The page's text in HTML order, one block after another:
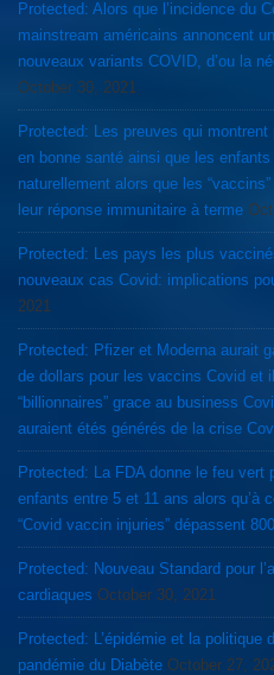
Protected: Alors que l’incidence du
mainstream américains annoncent
nouveaux variants COVID, d’ou la
October 30, 2021
Protected: Les preuves qui montrent
en bonne santé ainsi que les
naturellement alors que les
leur réponse immunitaire à terme
Protected: Les pays les plus
nouveaux cas Covid: implications
2021
Protected: Pfizer et Moderna aurait
de dollars pour les vaccins Covid et
“billionnaires” grace au business
auraient étés générés de la crise
Protected: La FDA donne le feu vert
enfants entre 5 et 11 ans alors qu’à
“Covid vaccin injuries” dépassent
Protected: Nouveau Standard pour
cardiaques October 30, 2021
Protected: L’épidémie et la politique du COVID
pandémie du Diabète October 27,